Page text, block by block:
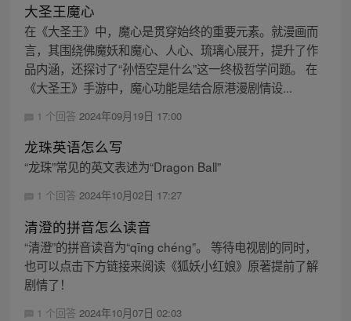
大圣王魔心
在《大圣王》中，魔心是贯穿始终的重要元素。就漫画而
言，其围绕佛魔妖和魔心、人心、琉璃心展开，提升了作
品内涵，还探讨了“孙悟空是什么”这一终极哲学问题。 在
《大圣王》手游中，魔心功能是结合原港漫剧情设...
1 个回答 2024年09月19日 17:00
龙珠英语怎么写
“龙珠”常见的英文表述为“Dragon Ball”
1 个回答 2024年10月02日 17:27
清澄的拼音怎么读音
“清澄”的拼音读音为“qīng chéng”。 等待电视剧的同时，
也可以点击下方链接来阅读《狐妖小红娘》原著提前了解
剧情了！
1 个回答 2024年10月07日 02:03